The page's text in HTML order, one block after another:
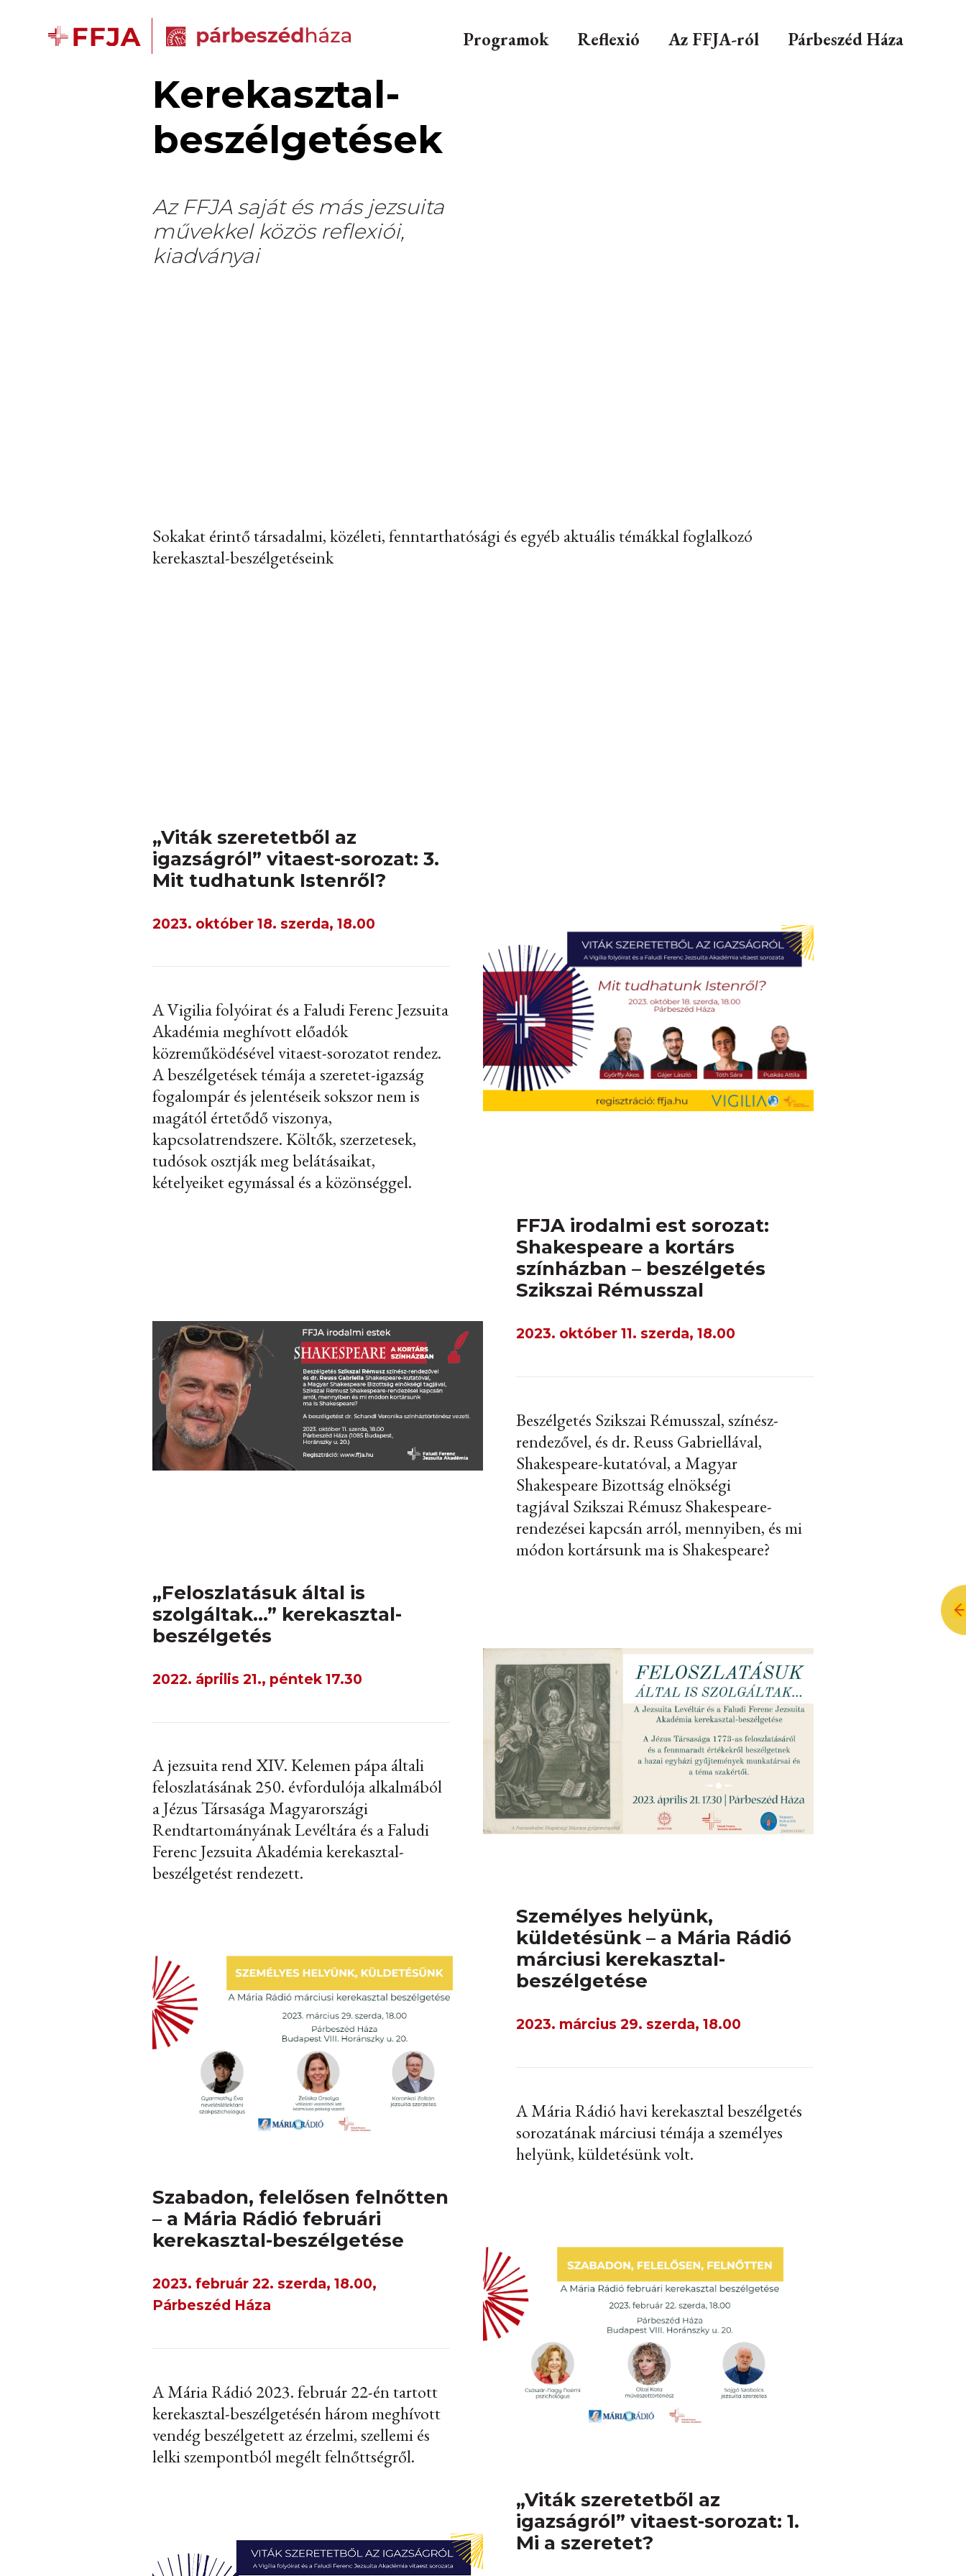
Programok Reflexió Az FFJA-ról Párbeszéd Háza
Kerekasztal-
beszélgetések
Az FFJA saját és más jezsuita
művekkel közös reflexiói,
kiadványai
Sokakat érintő társadalmi, közéleti, fenntarthatósági és egyéb aktuális témákkal foglalkozó
kerekasztal-beszélgetéseink
„Viták szeretetből az
igazságról” vitaest-sorozat: 3.
Mit tudhatunk Istenről?
2023. október 18. szerda, 18.00
A Vigilia folyóirat és a Faludi Ferenc Jezsuita
Akadémia meghívott előadók
közreműködésével vitaest-sorozatot rendez.
A beszélgetések témája a szeretet-igazság
fogalompár és jelentéseik sokszor nem is
magától értetődő viszonya,
kapcsolatrendszere. Költők, szerzetesek,
tudósok osztják meg belátásaikat,
kételyeiket egymással és a közönséggel.
FFJA irodalmi est sorozat:
Shakespeare a kortárs
színházban – beszélgetés
Szikszai Rémusszal
2023. október 11. szerda, 18.00
Beszélgetés Szikszai Rémusszal, színész-
rendezővel, és dr. Reuss Gabriellával,
Shakespeare-kutatóval, a Magyar
Shakespeare Bizottság elnökségi
tagjával Szikszai Rémusz Shakespeare-
rendezései kapcsán arról, mennyiben, és mi
módon kortársunk ma is Shakespeare?
„Feloszlatásuk által is
szolgáltak…” kerekasztal-
beszélgetés
2022. április 21., péntek 17.30
A jezsuita rend XIV. Kelemen pápa általi
feloszlatásának 250. évfordulója alkalmából
a Jézus Társasága Magyarországi
Rendtartományának Levéltára és a Faludi
Ferenc Jezsuita Akadémia kerekasztal-
beszélgetést rendezett.
Személyes helyünk,
küldetésünk – a Mária Rádió
márciusi kerekasztal-
beszélgetése
2023. március 29. szerda, 18.00
A Mária Rádió havi kerekasztal beszélgetés
sorozatának márciusi témája a személyes
helyünk, küldetésünk volt.
Szabadon, felelősen felnőtten
– a Mária Rádió februári
kerekasztal-beszélgetése
2023. február 22. szerda, 18.00,
Párbeszéd Háza
A Mária Rádió 2023. február 22-én tartott
kerekasztal-beszélgetésén három meghívott
vendég beszélgetett az érzelmi, szellemi és
lelki szempontból megélt felnőttségről.
„Viták szeretetből az
igazságról” vitaest-sorozat: 1.
Mi a szeretet?